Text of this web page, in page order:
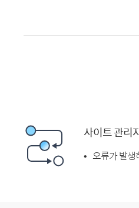
사이트 관리
오류가 발